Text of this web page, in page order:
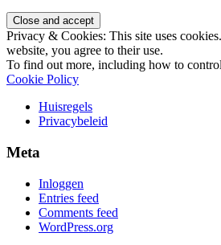
Privacy & Cookies: This site uses
website, you agree to their use.
To find out more, including how to
Cookie Policy
Huisregels
Privacybeleid
Meta
Inloggen
Entries feed
Comments feed
WordPress.org